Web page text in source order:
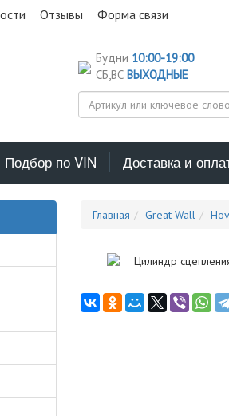
Отзывы Форма связи
Будни 10:00-19:00
СБ,ВС ВЫХОДНЫЕ
Подбор по VIN Доставка и
Главная Great Wall